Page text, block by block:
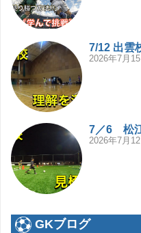
7/12 出雲
2026年7月15
7／6 松江
2026年7月12
GKブログ